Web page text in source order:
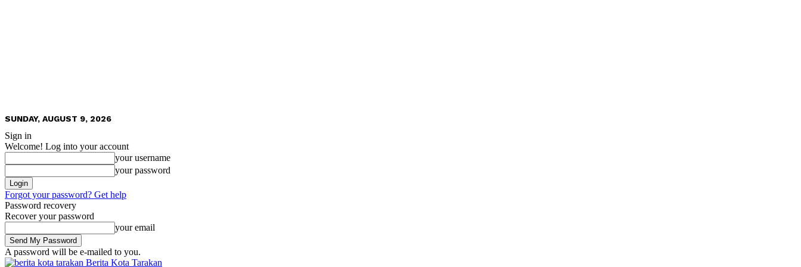
SUNDAY, AUGUST 9, 2026
Sign in
Welcome! Log into your account
your username
your password
Forgot your password? Get help
Password recovery
Recover your password
your email
A password will be e-mailed to you.
Berita Kota Tarakan